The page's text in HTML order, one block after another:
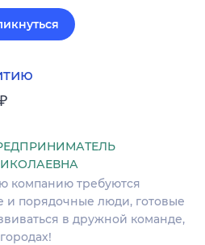
₽
компанию требуются
и порядочные люди, готовые
в дружной команде,